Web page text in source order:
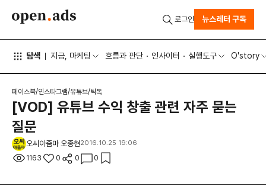
탐색 지금, 마케팅 흐름과 판단 인사이터 실행도구 O'story
로그인 뉴스레터 구독
페이스북/인스타그램/유튜브/틱톡
[VOD] 유튜브 수익 창출 관련 자주 묻는
질문
오씨아줌마 오종현2016.10.25 19:06
1163 0 0 0